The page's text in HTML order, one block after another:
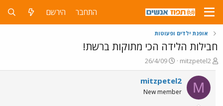
התחבר הירשם
אופנת ילדים ופעוטות
חבילות הלידה הכי מתוקות ברשת!
פ
ו
ת
ח
ה
mitzpetel2
פ
ו
ר
ם
26/4/09
M
mitzpetel2
New member